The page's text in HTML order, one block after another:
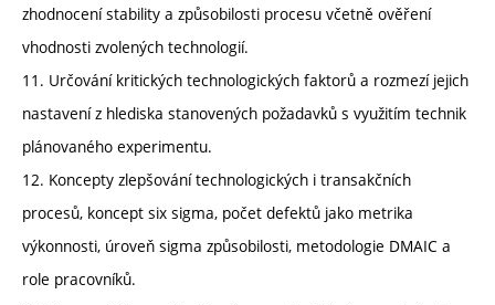
zhodnocení stability a způsobilosti procesu včetně ověření
vhodnosti zvolených technologií.
11. Určování kritických technologických faktorů a rozmezí jejich
nastavení z hlediska stanovených požadavků s využitím technik
plánovaného experimentu.
12. Koncepty zlepšování technologických i transakčních
procesů, koncept six sigma, počet defektů jako metrika
výkonnosti, úroveň sigma způsobilosti, metodologie DMAIC a
role pracovníků.